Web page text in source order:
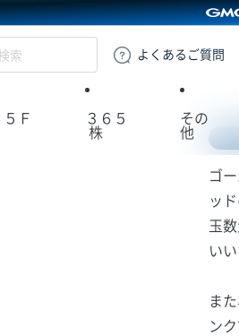
GMOクリック証券
よくある ご質問
５Ｆ
３６５
株
その
他
ゴ
ッ
玉
い
ま
ン